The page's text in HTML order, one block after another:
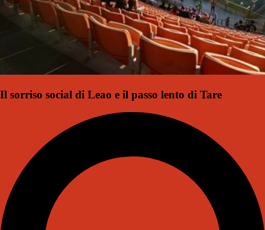
Il sorriso social di Leao e il passo lento di Tare